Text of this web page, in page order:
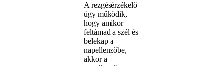
A rezgésérzékelő
úgy működik,
hogy amikor
feltámad a szél és
belekap a
napellenzőbe,
akkor a